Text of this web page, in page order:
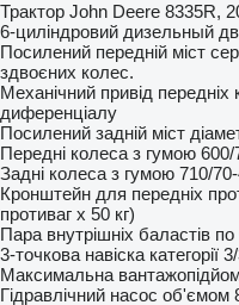
Трактор John Deere 8335R,
6-циліндровий дизельный
Посилений передній міст
здвоєних колес.
Механічний привід передніх
диференціалу
Посилений задній міст
Передні колеса з гумою 600/
Задні колеса з гумою 710/
Кронштейн для передніх
противаг х 50 кг)
Пара внутрішніх баластів
3-точкова навіска категорії
Максимальна
Гідравлічний насос об'ємом